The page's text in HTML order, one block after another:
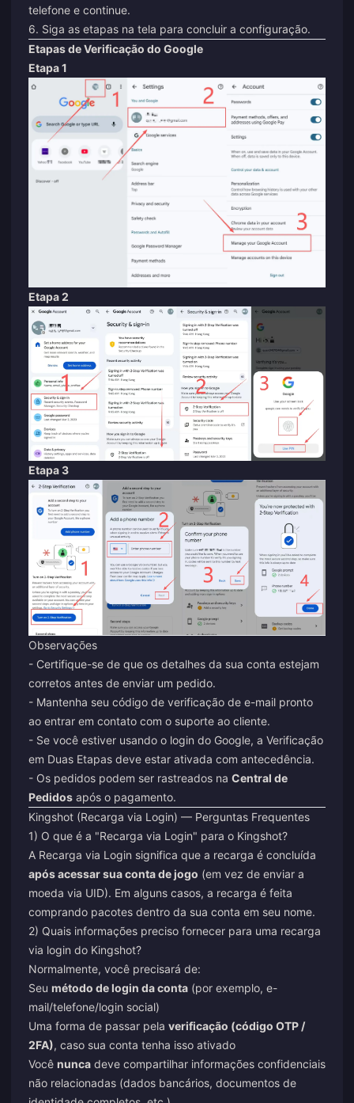
telefone e continue.
6. Siga as etapas na tela para concluir a configuração.
Etapas de Verificação do Google
Etapa 1
Etapa 2
Etapa 3
Observações
- Certifique-se de que os detalhes da sua conta estejam
corretos antes de enviar um pedido.
- Mantenha seu código de verificação de e-mail pronto
ao entrar em contato com o suporte ao cliente.
- Se você estiver usando o login do Google, a Verificação
em Duas Etapas deve estar ativada com antecedência.
- Os pedidos podem ser rastreados na Central de
Pedidos após o pagamento.
Kingshot (Recarga via Login) — Perguntas Frequentes
1) O que é a "Recarga via Login" para o Kingshot?
A Recarga via Login significa que a recarga é concluída
após acessar sua conta de jogo (em vez de enviar a
moeda via UID). Em alguns casos, a recarga é feita
comprando pacotes dentro da sua conta em seu nome.
2) Quais informações preciso fornecer para uma recarga
via login do Kingshot?
Normalmente, você precisará de:
Seu método de login da conta (por exemplo, e-
mail/telefone/login social)
Uma forma de passar pela verificação (código OTP /
2FA), caso sua conta tenha isso ativado
Você nunca deve compartilhar informações confidenciais
não relacionadas (dados bancários, documentos de